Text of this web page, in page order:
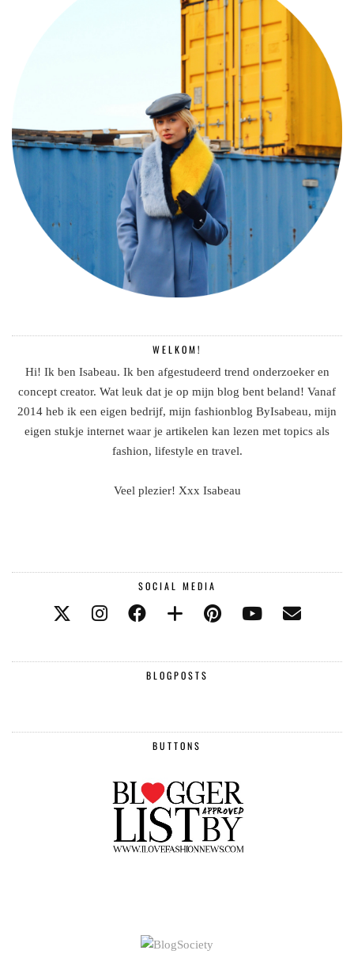
WELKOM!
Hi! Ik ben Isabeau. Ik ben afgestudeerd trend onderzoeker en
concept creator. Wat leuk dat je op mijn blog bent beland! Vanaf
2014 heb ik een eigen bedrijf, mijn fashionblog ByIsabeau, mijn
eigen stukje internet waar je artikelen kan lezen met topics als
fashion, lifestyle en travel.
Veel plezier! Xxx Isabeau
SOCIAL MEDIA
BLOGPOSTS
BUTTONS